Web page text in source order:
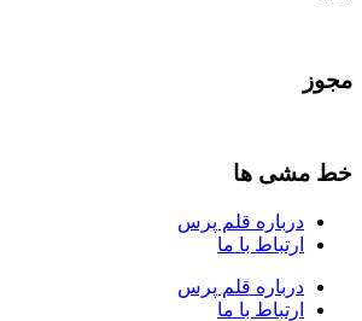
مجوز
خط مشی ها
درباره قلم پرس
ارتباط با ما
درباره قلم پرس
ارتباط با ما